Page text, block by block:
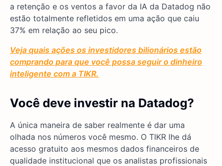
a retenção e os ventos a favor da IA da Datadog não
estão totalmente refletidos em uma ação que caiu
37% em relação ao seu pico.
Veja quais ações os investidores bilionários estão
comprando para que você possa seguir o dinheiro
inteligente com a TIKR.
Você deve investir na Datadog?
A única maneira de saber realmente é dar uma
olhada nos números você mesmo. O TIKR lhe dá
acesso gratuito aos mesmos dados financeiros de
qualidade institucional que os analistas profissionais